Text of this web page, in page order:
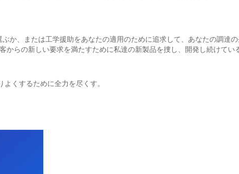
か、または工学援助をあなたの適用のために追求して、あなたの調達
らの新しい要求を満たすために私達の新製品を捜し、開発し続けてい
くするために全力を尽くす。